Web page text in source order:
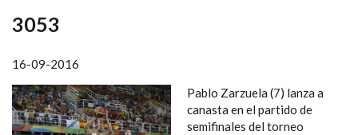
DE
AYUDA
A
LA
NAVEGACIÓN
3053
16-09-2016
Pablo Zarzuela (7) lanza a
canasta en el partido de
semifinales del torneo